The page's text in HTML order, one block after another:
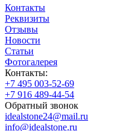
Контакты
Реквизиты
Отзывы
Новости
Статьи
Фотогалерея
Контакты:
+7 495 003-52-69
+7 916 489-44-54
Обратный звонок
idealstone24@mail.ru
info@idealstone.ru